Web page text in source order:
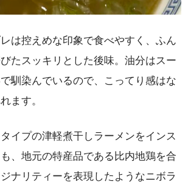
は控えめな印象で食べやすく、ふん
たスッキリとした後味。油分はスー
馴染んでいるので、こってり感はな
ます。
イプの津軽煮干しラーメンをインス
、地元の特産品である比内地鶏を合
ナリティーを表現したようなニボラ